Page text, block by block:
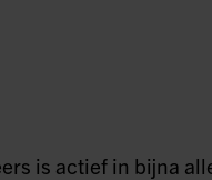
is actief in bijna